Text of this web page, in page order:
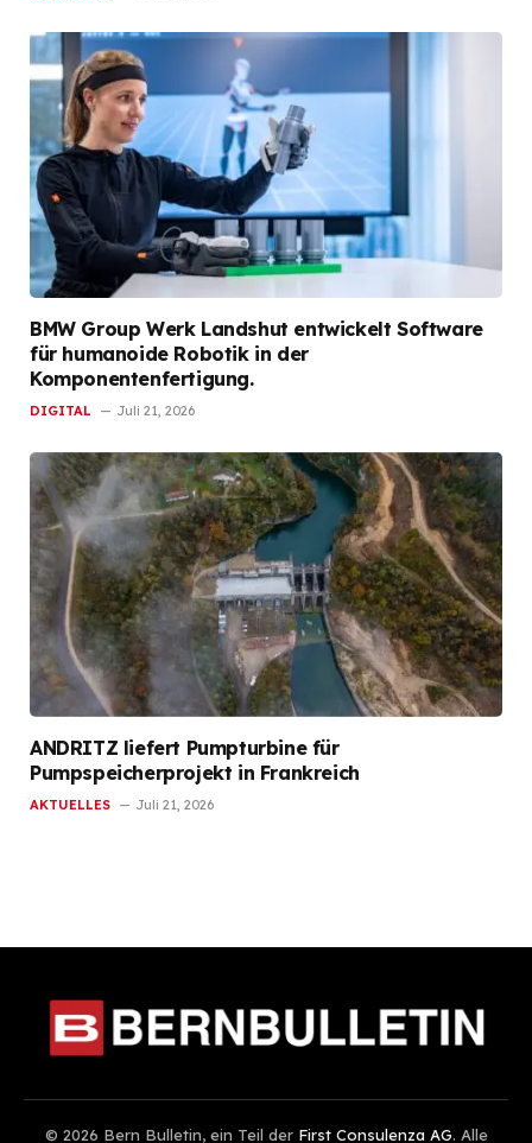
BMW Group Werk Landshut entwickelt Software
für humanoide Robotik in der
Komponentenfertigung.
DIGITAL Juli 21, 2026
ANDRITZ liefert Pumpturbine für
Pumpspeicherprojekt in Frankreich
AKTUELLES Juli 21, 2026
© 2026 Bern Bulletin, ein Teil der First Consulenza AG. Alle